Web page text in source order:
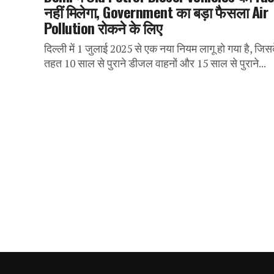
नहीं मिलेगा, Government का बड़ा फैसला Air
Pollution रोकने के लिए
दिल्ली में 1 जुलाई 2025 से एक नया नियम लागू हो गया है,
तहत 10 साल से पुराने डीजल वाहनों और 15 साल से पुराने...